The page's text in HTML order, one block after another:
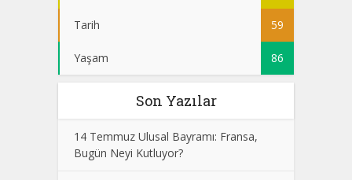
Tarih 59
Yaşam 86
Son Yazılar
14 Temmuz Ulusal Bayramı: Fransa,
Bugün Neyi Kutluyor?